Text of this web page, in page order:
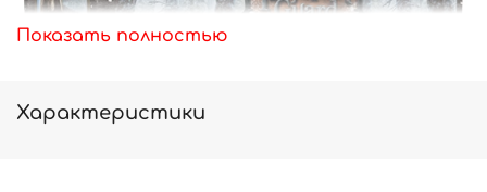
Показать полностью
Характеристики